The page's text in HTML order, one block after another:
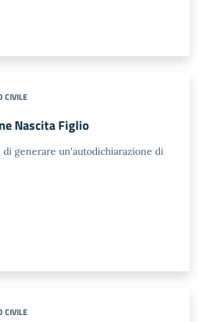
CIVILE
Nascita Figlio
generare un'autodichiarazione di
CIVILE